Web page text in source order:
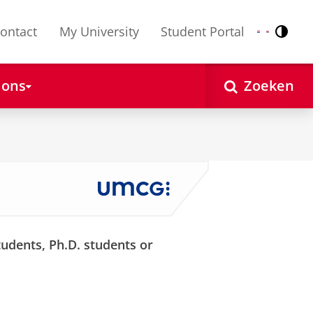
My University Student Portal Nederlands
English
Zoeken
Ph.D. students or